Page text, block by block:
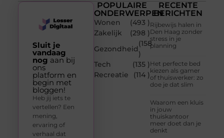
POPULAIRE
ONDERWERPEN
Wonen
(493 )
Zakelijk
(298 )
Gezondheid
(158
)
Tech
(135 )
Recreatie
(114 )
RECENTE
BERICHTEN
Rijbewijs halen in
Den Haag zonder
stress in je
planning
Het perfecte bed
kiezen als gamer
of thuiswerker: zo
doe je dat slim
Waarom een kluis
in jouw
thuiskantoor
meer doet dan je
denkt
Sluit je
vandaag
nog aan bij
ons
platform en
begin met
bloggen!
Heb jij iets te
vertellen? Een
mening,
ervaring of
verhaal dat